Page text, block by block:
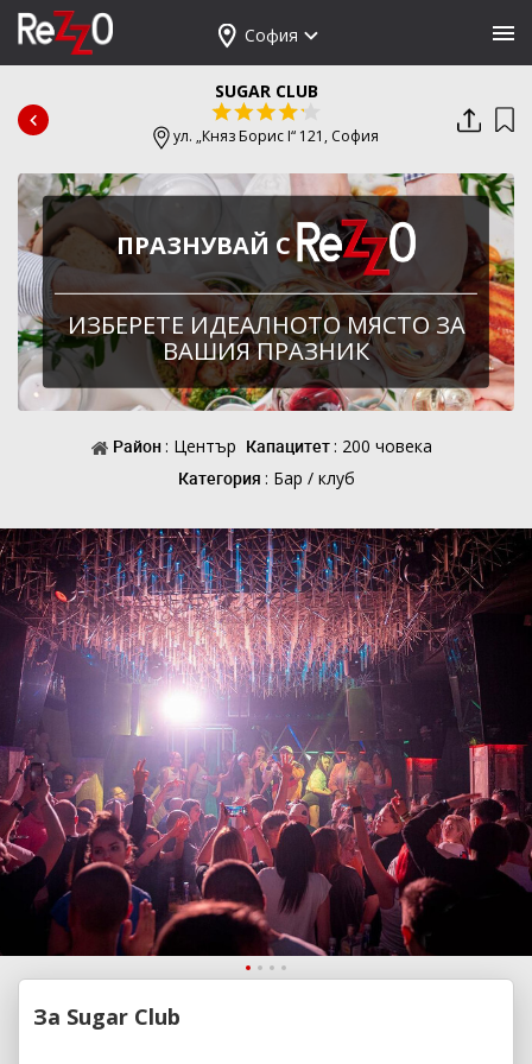
София
SUGAR CLUB
ул. „Княз Борис I“ 121, София
ПРАЗНУВАЙ С
ИЗБЕРЕТЕ ИДЕАЛНОТО МЯСТО ЗА
ВАШИЯ ПРАЗНИК
Район : Център Капацитет : 200 човека
Категория : Бар / клуб
За Sugar Club